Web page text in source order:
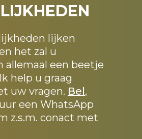
lijken
het zal u
allemaal een beetje
help u graag
uw vragen. Bel,
een WhatsApp
z.s.m. conact met